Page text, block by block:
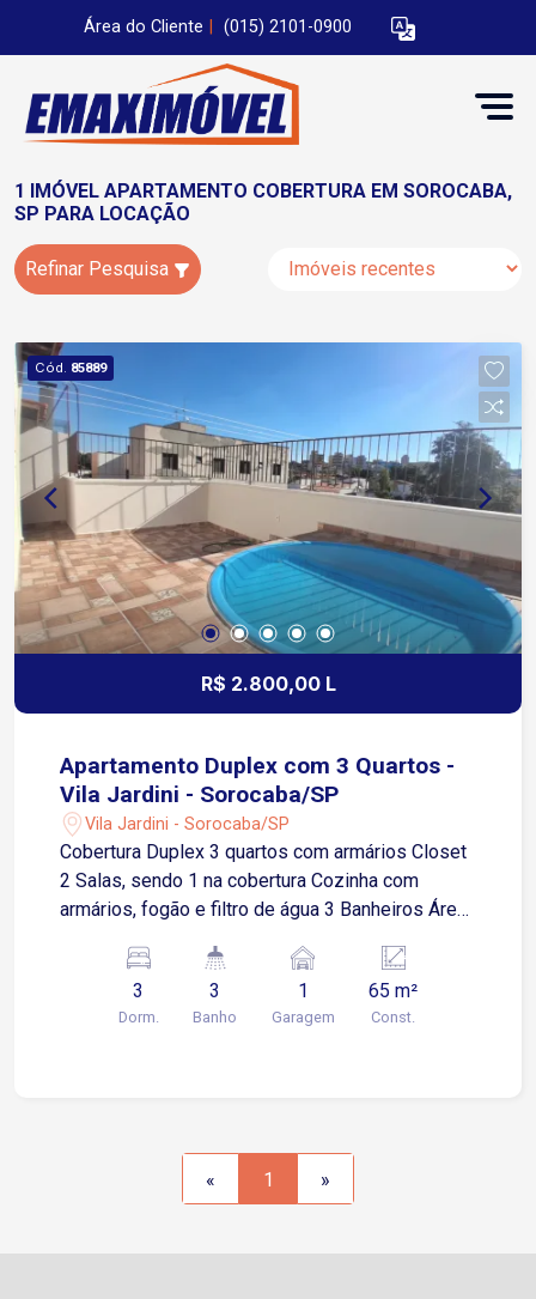
Área do Cliente (015) 2101-0900
1 IMÓVEL APARTAMENTO COBERTURA EM SOROCABA,
SP PARA LOCAÇÃO
Refinar Pesquisa
Cód. 85889
R$ 2.800,00 L
Apartamento Duplex com 3 Quartos -
Vila Jardini - Sorocaba/SP
Vila Jardini - Sorocaba/SP
Cobertura Duplex 3 quartos com armários Closet
2 Salas, sendo 1 na cobertura Cozinha com
armários, fogão e filtro de água 3 Banheiros Área
privativa 1 Vaga de garagem coberta Condomínio
oferece portaria 24 horas e portão eletrônico.
Localizado na Vila Jardini, um dos bairros mais
aproximadamente 5 minutos é possível chegar
ao Centro de Sorocaba. A localização oferece
3
Dorm.
3
Banho
1
Garagem
65 m²
Const.
« 1 »